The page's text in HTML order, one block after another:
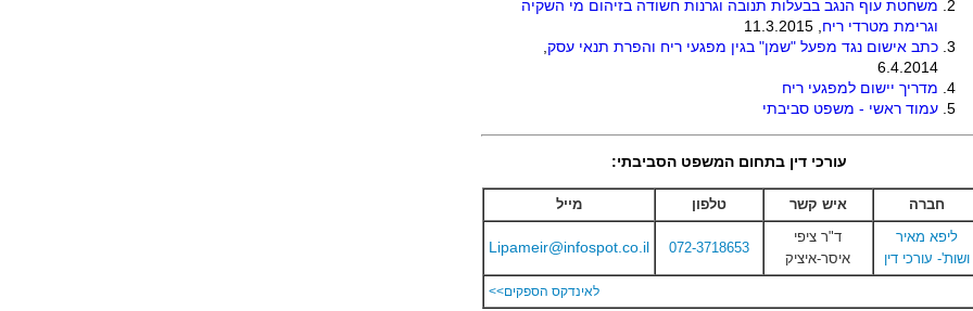
משחטת עוף הנגב בבעלות תנובה וגרנות חשודה בזיהום מי השקיה
וגרימת מטרדי ריח
כתב אישום נגד מפעל "שמן" בגין מפגעי ריח והפרת תנאי עסק
6.4.2014
מדריך יישום למפגעי ריח
עמוד ראשי - משפט סביבתי
עורכי דין בתחום המשפט הסביבתי:
חברה איש קשר טלפון
מייל
ליפא מאיר
ושות'- עורכי דין
ד"ר ציפי
איסר-איציק
072-3718653
Lipameir@infospot.co.il
לאינדקס הספקים>>